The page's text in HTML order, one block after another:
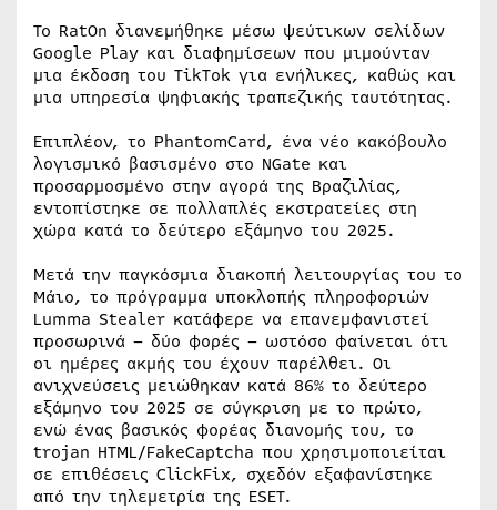
Το RatOn διανεμήθηκε μέσω ψεύτικων σελίδων
Google Play και διαφημίσεων που μιμούνταν
μια έκδοση του TikTok για ενήλικες, καθώς και
μια υπηρεσία ψηφιακής τραπεζικής ταυτότητας.
Επιπλέον, το PhantomCard, ένα νέο κακόβουλο
λογισμικό βασισμένο στο NGate και
προσαρμοσμένο στην αγορά της Βραζιλίας,
εντοπίστηκε σε πολλαπλές εκστρατείες στη
χώρα κατά το δεύτερο εξάμηνο του 2025.
Μετά την παγκόσμια διακοπή λειτουργίας του το
Μάιο, το πρόγραμμα υποκλοπής πληροφοριών
Lumma Stealer κατάφερε να επανεμφανιστεί
προσωρινά – δύο φορές – ωστόσο φαίνεται ότι
οι ημέρες ακμής του έχουν παρέλθει. Οι
ανιχνεύσεις μειώθηκαν κατά 86% το δεύτερο
εξάμηνο του 2025 σε σύγκριση με το πρώτο,
ενώ ένας βασικός φορέας διανομής του, το
trojan HTML/FakeCaptcha που χρησιμοποιείται
σε επιθέσεις ClickFix, σχεδόν εξαφανίστηκε
από την τηλεμετρία της ESET.